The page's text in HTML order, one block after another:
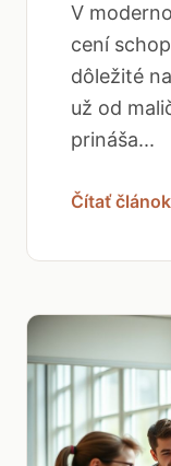
V
cení
dôležité
už od
prináša...
Čítať